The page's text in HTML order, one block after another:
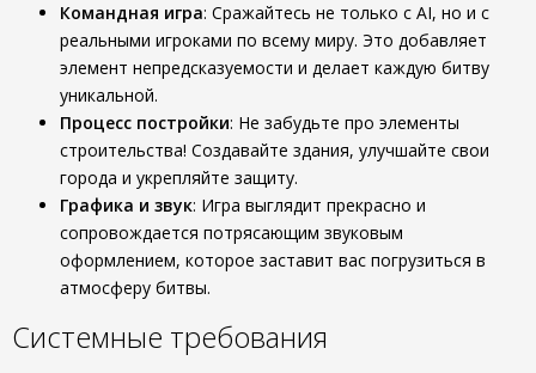
Командная игра: Сражайтесь не только с AI, но и с
реальными игроками по всему миру. Это добавляет
элемент непредсказуемости и делает каждую битву
уникальной.
Процесс постройки: Не забудьте про элементы
строительства! Создавайте здания, улучшайте свои
города и укрепляйте защиту.
Графика и звук: Игра выглядит прекрасно и
сопровождается потрясающим звуковым
оформлением, которое заставит вас погрузиться в
атмосферу битвы.
Системные требования